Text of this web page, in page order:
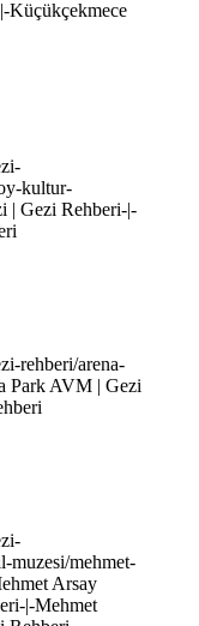
Küçükçekmece
kultur-
| Gezi Rehberi-|-
rehberi/arena-
Park AVM | Gezi
muzesi/mehmet-
Arsay
|-Mehmet